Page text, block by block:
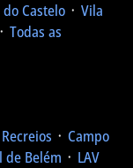
Castelo ᛫ Vila
᛫ Todas as
᛫ Campo
de Belém ᛫ LAV